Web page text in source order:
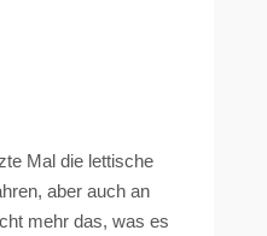
Mal die lettische
aber auch an
mehr das, was es